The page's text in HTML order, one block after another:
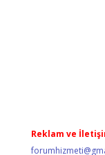
Reklam ve